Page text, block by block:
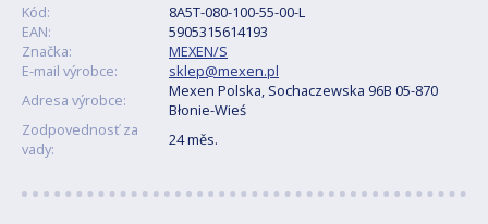
Kód:
8A5T-080-100-55-00-L
EAN:
5905315614193
Značka:
MEXEN/S
E-mail výrobce:
sklep@mexen.pl
Adresa výrobce:
Mexen Polska, Sochaczewska 96B 05-870
Błonie-Wieś
Zodpovednosť za
vady:
24 měs.